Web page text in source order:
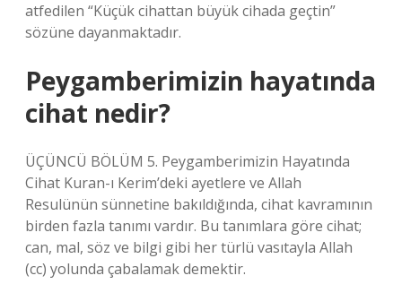
atfedilen “Küçük cihattan büyük cihada geçtin”
sözüne dayanmaktadır.
Peygamberimizin hayatında
cihat nedir?
ÜÇÜNCÜ BÖLÜM 5. Peygamberimizin Hayatında
Cihat Kuran-ı Kerim’deki ayetlere ve Allah
Resulünün sünnetine bakıldığında, cihat kavramının
birden fazla tanımı vardır. Bu tanımlara göre cihat;
can, mal, söz ve bilgi gibi her türlü vasıtayla Allah
(cc) yolunda çabalamak demektir.